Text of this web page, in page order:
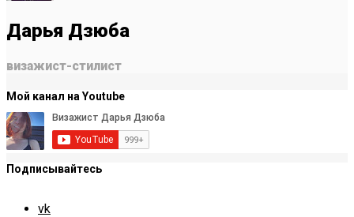
Дарья Дзюба
визажист-стилист
Мой канал на Youtube
Подписывайтесь
vk